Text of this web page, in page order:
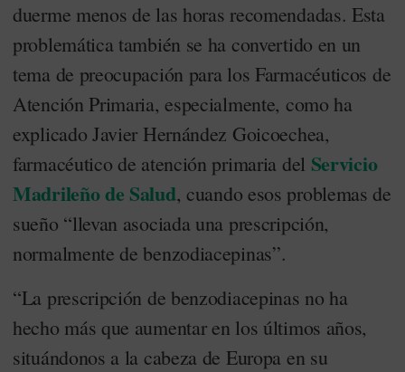
duerme menos de las horas recomendadas. Esta
problemática también se ha convertido en un
tema de preocupación para los Farmacéuticos de
Atención Primaria, especialmente, como ha
explicado Javier Hernández Goicoechea,
farmacéutico de atención primaria del Servicio
Madrileño de Salud, cuando esos problemas de
sueño “llevan asociada una prescripción,
normalmente de benzodiacepinas”.
“La prescripción de benzodiacepinas no ha
hecho más que aumentar en los últimos años,
situándonos a la cabeza de Europa en su